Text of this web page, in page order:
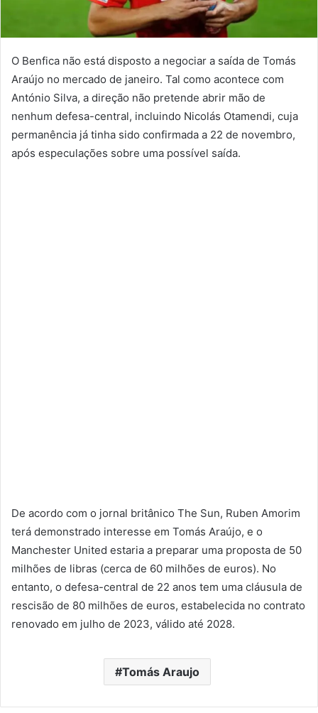
O Benfica não está disposto a negociar a saída de Tomás
Araújo no mercado de janeiro. Tal como acontece com
António Silva, a direção não pretende abrir mão de
nenhum defesa-central, incluindo Nicolás Otamendi, cuja
permanência já tinha sido confirmada a 22 de novembro,
após especulações sobre uma possível saída.
De acordo com o jornal britânico The Sun, Ruben Amorim
terá demonstrado interesse em Tomás Araújo, e o
Manchester United estaria a preparar uma proposta de 50
milhões de libras (cerca de 60 milhões de euros). No
entanto, o defesa-central de 22 anos tem uma cláusula de
rescisão de 80 milhões de euros, estabelecida no contrato
renovado em julho de 2023, válido até 2028.
Tomás Araujo